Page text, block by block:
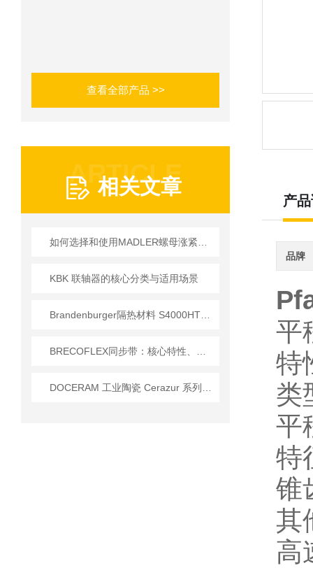
查看全部产品 >>
ARTICLE
相关文章
KBK 联轴器的核心分类与适用场景
产
品牌
平
特
类
平
特
锥
其
高